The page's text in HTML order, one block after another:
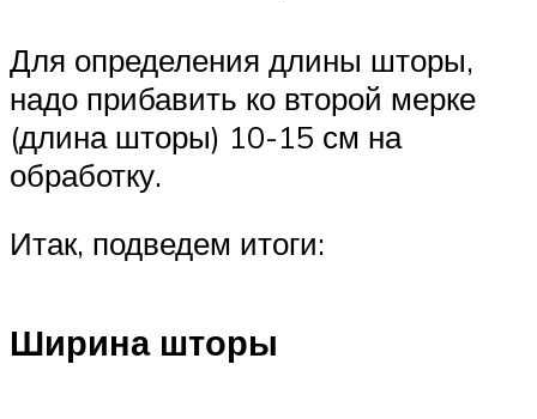
Для определения длины шторы,
надо прибавить ко второй мерке
(длина шторы) 10-15 см на
обработку.
Итак, подведем итоги:
Ширина шторы